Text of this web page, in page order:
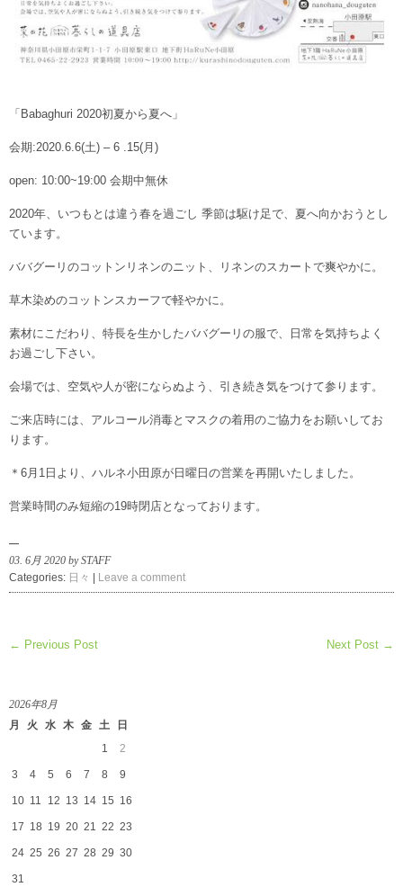
「Babaghuri 2020初夏から夏へ」
会期:2020.6.6(土) ‒ 6 .15(月)
open: 10:00~19:00 会期中無休
2020年、いつもとは違う春を過ごし 季節は駆け足で、夏へ向かおうとし
ています。
ババグーリのコットンリネンのニット、リネンのスカートで爽やかに。
草木染めのコットンスカーフで軽やかに。
素材にこだわり、特長を生かしたババグーリの服で、日常を気持ちよく
お過ごし下さい。
会場では、空気や人が密にならぬよう、引き続き気をつけて参ります。
ご来店時には、アルコール消毒とマスクの着用のご協力をお願いしてお
ります。
＊6月1日より、ハルネ小田原が日曜日の営業を再開いたしました。
営業時間のみ短縮の19時閉店となっております。
03. 6月 2020 by STAFF
Categories: 日々 Leave a comment
← Previous Post Next Post →
2026年8月
月
火 水 木 金 土
日
1
2
3 4 5 6 7 8 9
10 11 12 13 14 15 16
17 18 19 20 21 22 23
24 25 26 27 28 29 30
31